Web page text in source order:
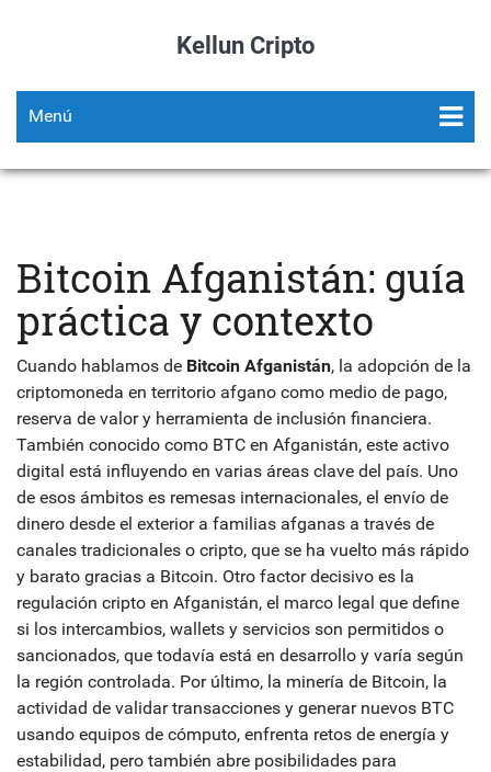
Kellun Cripto
Menú
Bitcoin Afganistán: guía
práctica y contexto
Cuando hablamos de Bitcoin Afganistán, la adopción de la
criptomoneda en territorio afgano como medio de pago,
reserva de valor y herramienta de inclusión financiera.
También conocido como BTC en Afganistán, este activo
digital está influyendo en varias áreas clave del país. Uno
de esos ámbitos es remesas internacionales, el envío de
dinero desde el exterior a familias afganas a través de
canales tradicionales o cripto, que se ha vuelto más rápido
y barato gracias a Bitcoin. Otro factor decisivo es la
regulación cripto en Afganistán, el marco legal que define
si los intercambios, wallets y servicios son permitidos o
sancionados, que todavía está en desarrollo y varía según
la región controlada. Por último, la minería de Bitcoin, la
actividad de validar transacciones y generar nuevos BTC
usando equipos de cómputo, enfrenta retos de energía y
estabilidad, pero también abre posibilidades para